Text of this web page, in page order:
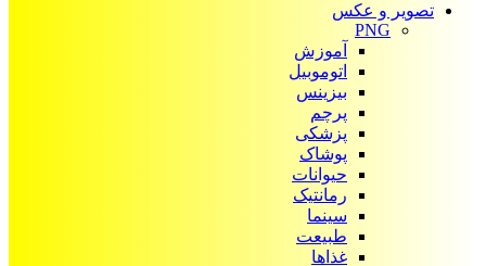
تصویر و عکس
PNG
آموزش
اتوموبیل
بیزینس
پرچم
پزشکی
پوشاک
حیوانات
رمانتیک
سینما
طبیعت
غذاها